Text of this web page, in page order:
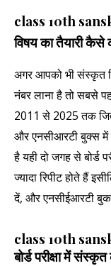
class 10th
विषय का तैयारी कैसे
अगर आपको भी संस्कृत
नंबर लाना है तो सबसे
2011 से 2025 तक
और एनसीआरटी बुक्स में
है यही दो जगह से बोर्ड
ज्यादा रिपीट होते हैं
दें, और एनसीईआरटी
class 10th
बोर्ड परीक्षा में